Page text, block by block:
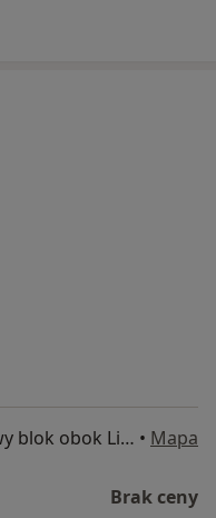
Józefa Piłsudskiego 37a, nowy blok obok Lidla, lokal nr 8, Łańcut • Mapa
Brak ceny